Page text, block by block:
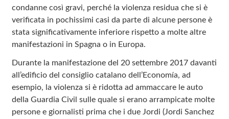
condanne così gravi, perché la violenza residua che si è
verificata in pochissimi casi da parte di alcune persone è
stata significativamente inferiore rispetto a molte altre
manifestazioni in Spagna o in Europa.
Durante la manifestazione del 20 settembre 2017 davanti
all’edificio del consiglio catalano dell’Economía, ad
esempio, la violenza si è ridotta ad ammaccare le auto
della Guardia Civil sulle quale si erano arrampicate molte
persone e giornalisti prima che i due Jordi (Jordi Sanchez